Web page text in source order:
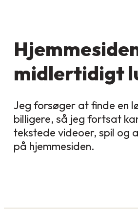
midlertidigt
Jeg forsøger at finde en
billigere, så jeg fortsat
tekstede videoer, spil og
på hjemmesiden.